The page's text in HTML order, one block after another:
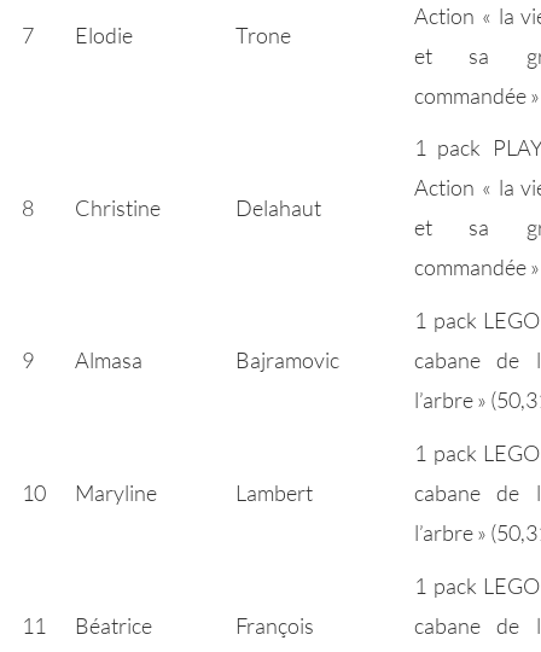
7 Elodie Trone
Action « la
et sa
commandée
8 Christine Delahaut
1 pack
Action « la
et sa
commandée
9 Almasa Bajramovic
1 pack
cabane de
l’arbre »
10 Maryline Lambert
1 pack
cabane de
l’arbre »
11 Béatrice François
1 pack
cabane de